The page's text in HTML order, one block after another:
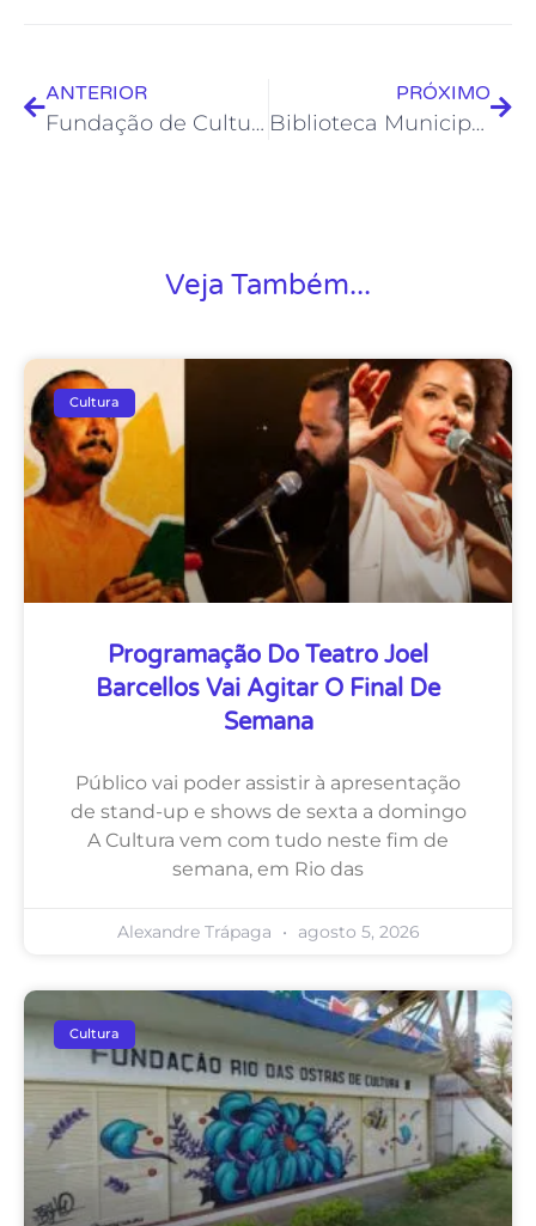
ANTERIOR
Fundação de Cultura abre inscrições para instrutores de Cursos Livres
PRÓXIMO
Biblioteca Municipal Professora Íris Galvão aumenta acervo de livros
Veja Também...
Cultura
Programação Do Teatro Joel
Barcellos Vai Agitar O Final De
Semana
Público vai poder assistir à apresentação
de stand-up e shows de sexta a domingo
A Cultura vem com tudo neste fim de
semana, em Rio das
Alexandre Trápaga agosto 5, 2026
Cultura